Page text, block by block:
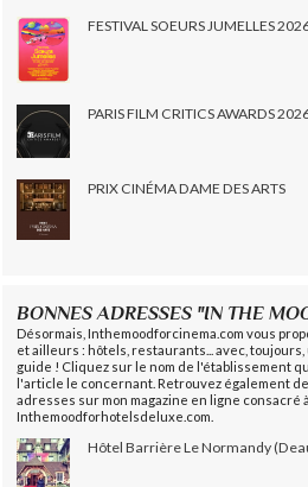
FESTIVAL SOEURS JUMELLES
PARIS FILM CRITICS AWARDS
PRIX CINÉMA DAME DES ARTS
BONNES ADRESSES "IN THE
Désormais, Inthemoodforcinema.com vous
et ailleurs : hôtels, restaurants... avec,
guide ! Cliquez sur le nom de l'établissement
l'article le concernant. Retrouvez également
adresses sur mon magazine en ligne consacré
Inthemoodforhotelsdeluxe.com.
Hôtel Barrière Le Normandy